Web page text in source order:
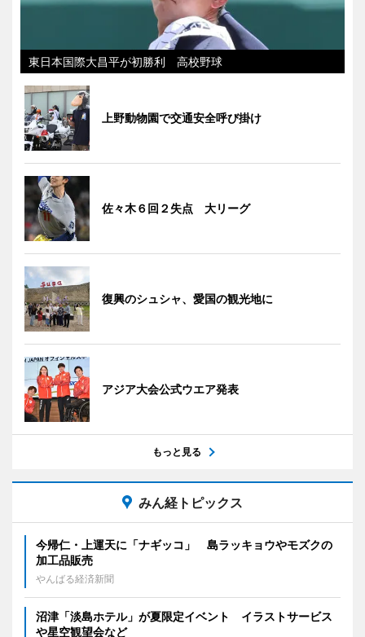
東日本国際大昌平が初勝利 高校野球
上野動物園で交通安全呼び掛け
佐々木６回２失点 大リーグ
復興のシュシャ、愛国の観光地に
アジア大会公式ウエア発表
もっと見る
みん経トピックス
今帰仁・上運天に「ナギッコ」 島ラッキョウやモズクの
加工品販売
やんばる経済新聞
沼津「淡島ホテル」が夏限定イベント イラストサービス
や星空観望会など